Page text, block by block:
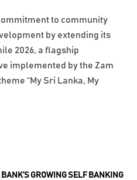
GROWING SELF BANKING
to community
by extending its
2026, a flagship
implemented by the Zam
“My Sri Lanka, My